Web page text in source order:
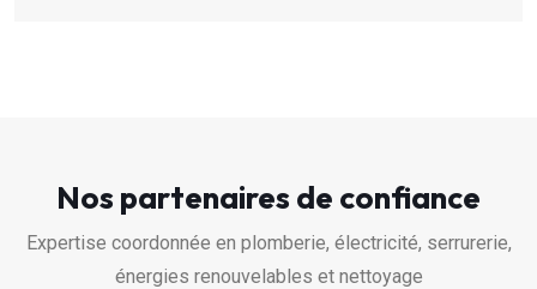
Nos partenaires de confiance
Expertise coordonnée en plomberie, électricité, serrurerie,
énergies renouvelables et nettoyage